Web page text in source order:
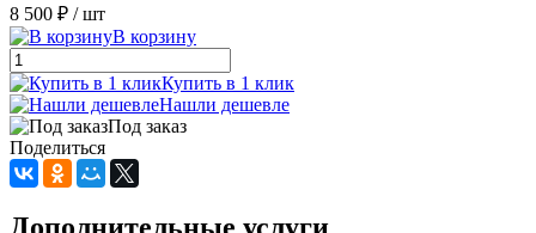
8 500 ₽ / шт
В корзину
Купить в 1 клик
Нашли дешевле
Под заказ
Поделиться
Дополнительные услуги